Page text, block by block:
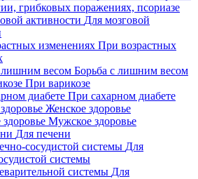
грибковых поражениях, псориазе
Для мозговой
При возрастных
Борьба с лишним весом
При варикозе
При сахарном диабете
Женское здоровье
Мужское здоровье
Для печени
Для
системы
Для